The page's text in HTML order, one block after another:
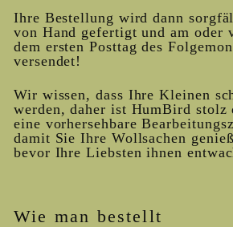
Ihre Bestellung wird dann
von Hand gefertigt und am oder
dem ersten Posttag des
versendet!
Wir wissen, dass Ihre Kleinen
werden, daher ist HumBird stolz
eine vorhersehbare
damit Sie Ihre Wollsachen
bevor Ihre Liebsten ihnen
Wie man bestellt